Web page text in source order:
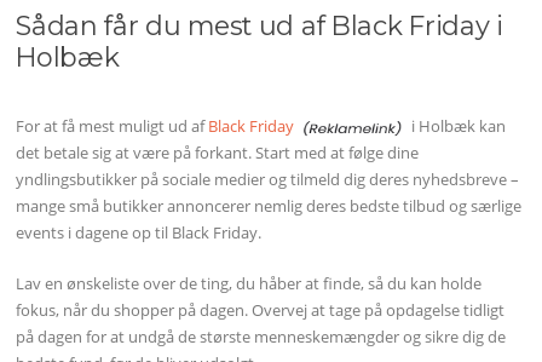
Sådan får du mest ud af Black Friday i
Holbæk
For at få mest muligt ud afBlack Friday
i Holbæk kan
det betale sig at være på forkant. Start med at følge dine
yndlingsbutikker på sociale medier og tilmeld dig deres nyhedsbreve –
mange små butikker annoncerer nemlig deres bedste tilbud og særlige
events i dagene op til Black Friday.
Lav en ønskeliste over de ting, du håber at finde, så du kan holde
fokus, når du shopper på dagen. Overvej at tage på opdagelse tidligt
på dagen for at undgå de største menneskemængder og sikre dig de